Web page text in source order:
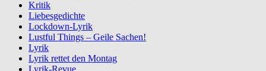
Kritik
Liebesgedichte
Lockdown-Lyrik
Lustful Things – Geile Sachen!
Lyrik
Lyrik rettet den Montag
Lyrik-Revue